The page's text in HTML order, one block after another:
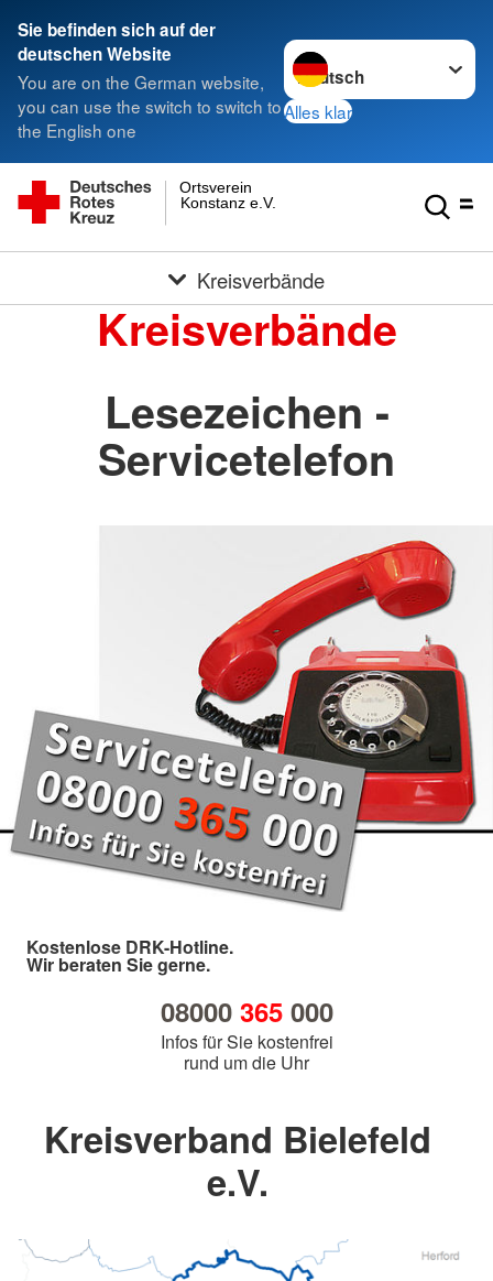
Sie befinden sich auf der
deutschen Website
You are on the German website,
you can use the switch to switch to
the English one
Sprache wechseln zu
Alles klar
Konstanz e.V.
Ortsverein
Kreisverbände
Kreisverbände
Lesezeichen -
Servicetelefon
Kostenlose DRK-Hotline.
Wir beraten Sie gerne.
08000 365000
Infos für Sie kostenfrei
rund um die Uhr
Kreisverband Bielefeld
e.V.